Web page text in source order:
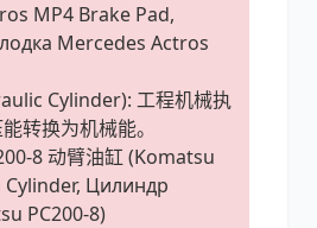
MP4 Brake Pad,
Mercedes Actros
Cylinder): 工程机械执
转换为机械能。
8 动臂油缸 (Komatsu
Cylinder, Цилиндр
PC200-8)